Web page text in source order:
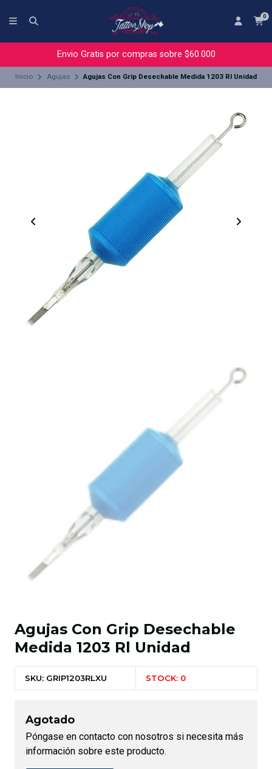
0
Envio Gratis por compras sobre $60.000
Inicio Agujas Agujas Con Grip Desechable Medida 1203 Rl Unidad
Agujas Con Grip Desechable
Medida 1203 Rl Unidad
SKU: GRIP1203RLXU STOCK: 0
Agotado
Póngase en contacto con nosotros si necesita más
información sobre este producto.